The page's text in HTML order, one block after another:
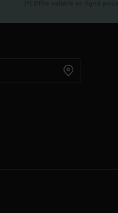
(*) Offre valable en ligne